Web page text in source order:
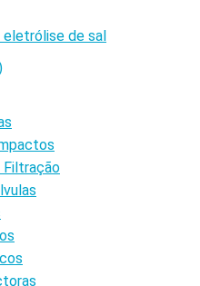
eletrólise de sal
Filtração